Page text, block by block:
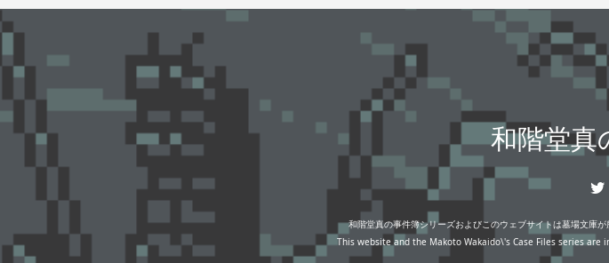
和階堂真
和階堂真の事件簿シリーズおよびこのウェブサイトは墓場文庫
This website and the Makoto Wakaido\'s Case Files series